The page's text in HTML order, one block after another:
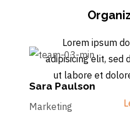
Lorem ipsum
adipisicing elit, sed
ut labore et
Sara Paulson
Marketing